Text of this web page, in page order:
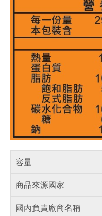
容量
商品來源國家
國內負責廠商名稱